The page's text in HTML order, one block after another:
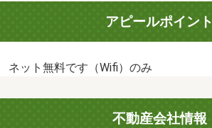
アピールポイント
ネット無料です（Wifi）のみ
不動産会社情報